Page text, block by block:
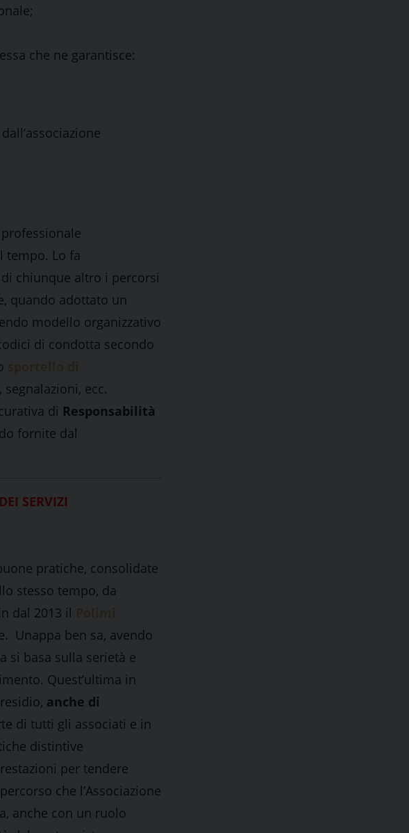
che ne garantisce:
tempo. Lo fa
chiunque altro i percorsi
quando adottato un
modello organizzativo
di condotta secondo
ecc.
di Responsabilità
fornite dal
SERVIZI
pratiche, consolidate
stesso tempo, da
dal 2013 il
Unappa ben sa, avendo
si basa sulla serietà e
Quest’ultima in
anche di
di tutti gli associati e in
distintive
per tendere
che l’Associazione
anche con un ruolo